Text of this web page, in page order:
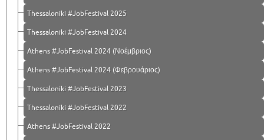
Thessaloniki #JobFestival 2025
Thessaloniki #JobFestival 2024
Athens #JobFestival 2024 (Νοέμβριος)
Athens #JobFestival 2024 (Φεβρουάριος)
Thessaloniki #JobFestival 2023
Thessaloniki #JobFestival 2022
Athens #JobFestival 2022